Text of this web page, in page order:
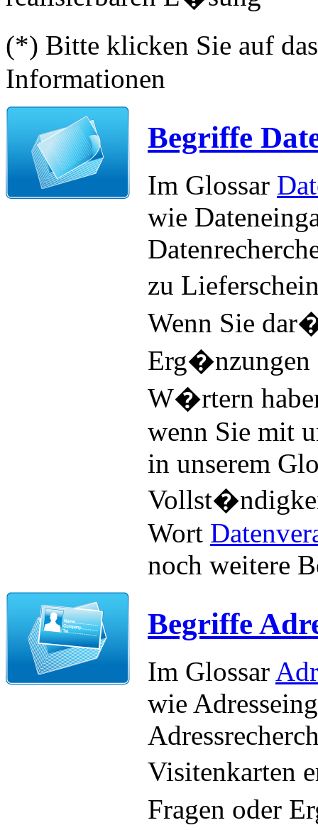
(*) Bitte klicken Sie auf
Informationen
Begriffe
Im Glossar
wie
zu
Wenn Sie
Erg�nzungen
W�rtern
wenn Sie mit
in unserem
Wort
noch weitere
Begriffe
Im Glossar
wie
Visitenkarten
Fragen oder